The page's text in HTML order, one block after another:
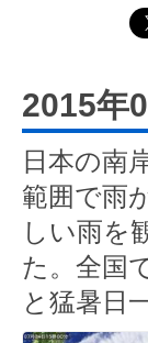
2015年
日本の南
範囲で雨
しい雨を
た。全国
と猛暑日